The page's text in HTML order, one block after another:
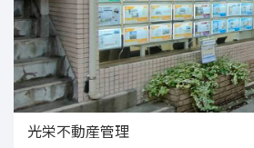
■2021年築のきれいな戸建住宅 ■2LDK＋S…
第5位
西武池袋・豊
光栄不動産管理